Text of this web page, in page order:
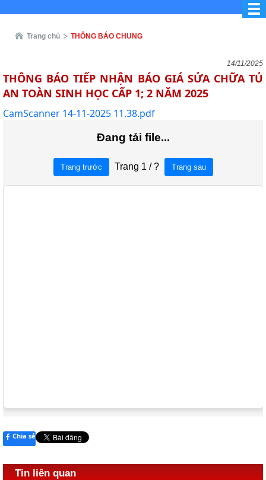
Trang chủ THÔNG BÁO CHUNG
14/11/2025
THÔNG BÁO TIẾP NHẬN BÁO GIÁ SỬA CHỮA TỦ
AN TOÀN SINH HỌC CẤP 1; 2 NĂM 2025
CamScanner 14-11-2025 11.38.pdf
Chia sẻ
Tin liên quan